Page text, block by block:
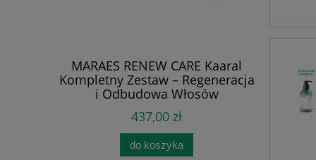
MARAES RENEW CARE Kaaral
Kompletny Zestaw – Regeneracja
i Odbudowa Włosów
Zniszczonych. Szampon + Maska
+ Serum z Olejkiem Monoi i
Kompleksami Algowymi.
Nawilżenie, Blask, Wzmocnienie
437,00 zł
do koszyka
Diet –